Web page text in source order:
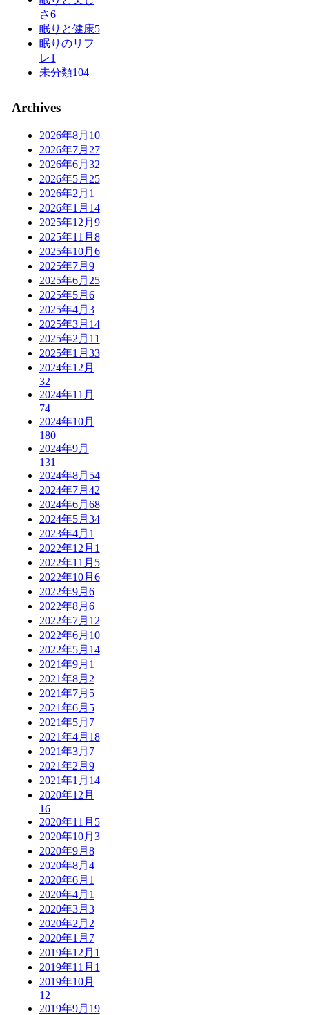
さ6
眠りと健康5
眠りのリフ
レ1
未分類104
Archives
2026年8月 10
2026年7月 27
2026年6月 32
2026年5月 25
2026年2月 1
2026年1月 14
2025年12月 9
2025年11月 8
2025年10月 6
2025年7月 9
2025年6月 25
2025年5月 6
2025年4月 3
2025年3月 14
2025年2月 11
2025年1月 33
2024年12月
32
2024年11月
74
2024年10月
180
2024年9月
131
2024年8月 54
2024年7月 42
2024年6月 68
2024年5月 34
2023年4月 1
2022年12月 1
2022年11月 5
2022年10月 6
2022年9月 6
2022年8月 6
2022年7月 12
2022年6月 10
2022年5月 14
2021年9月 1
2021年8月 2
2021年7月 5
2021年6月 5
2021年5月 7
2021年4月 18
2021年3月 7
2021年2月 9
2021年1月 14
2020年12月
16
2020年11月 5
2020年10月 3
2020年9月 8
2020年8月 4
2020年6月 1
2020年4月 1
2020年3月 3
2020年2月 2
2020年1月 7
2019年12月 1
2019年11月 1
2019年10月
12
2019年9月 19